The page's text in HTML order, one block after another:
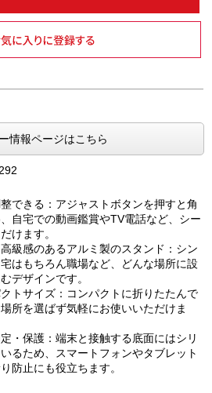
情報ページはこちら
できる：アジャストボタンを押すと角
自宅での動画鑑賞やTV電話など、シー
けます。
級感のあるアルミ製のスタンド：シン
はもちろん職場など、どんな場所に設
デザインです。
トサイズ：コンパクトに折りたたんで
所を選ばず気軽にお使いいただけま
・保護：端末と接触する底面にはシリ
るため、スマートフォンやタブレット
防止にも役立ちます。